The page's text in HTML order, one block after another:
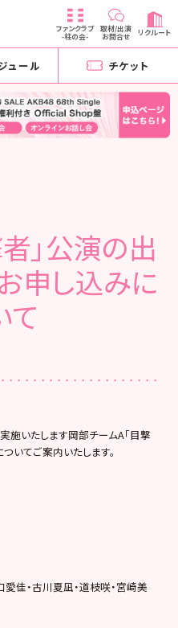
ファンクラブ
-柱の会-
取材/出演
お問合せ リクルート
ュール チケット
」公演の出
申し込みに
て
いたします岡部チームA「目撃
いてご案内いたします。
愛佳・古川夏凪・道枝咲・宮崎美